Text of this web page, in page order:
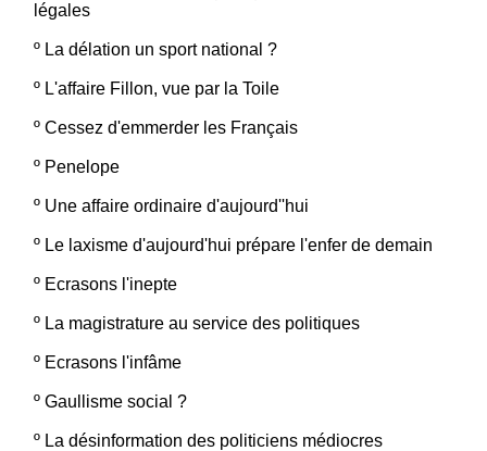
légales
º La délation un sport national ?
º L'affaire Fillon, vue par la Toile
º Cessez d'emmerder les Français
º Penelope
º Une affaire ordinaire d'aujourd''hui
º Le laxisme d'aujourd'hui prépare l'enfer de demain
º Ecrasons l'inepte
º La magistrature au service des politiques
º Ecrasons l'infâme
º Gaullisme social ?
º La désinformation des politiciens médiocres